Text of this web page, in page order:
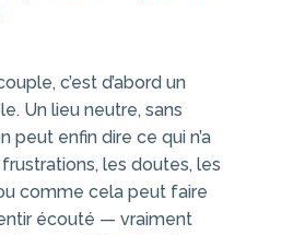
c’est d’abord un
Un lieu neutre, sans
peut enfin dire ce qui n’a
les doutes, les
comme cela peut faire
écouté — vraiment